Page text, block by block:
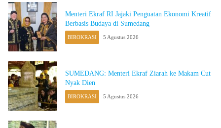
Menteri Ekraf RI Jajaki Penguatan Ekonomi Kreatif
Berbasis Budaya di Sumedang
BIROKRASI 5 Agustus 2026
SUMEDANG: Menteri Ekraf Ziarah ke Makam Cut
Nyak Dien
BIROKRASI 5 Agustus 2026